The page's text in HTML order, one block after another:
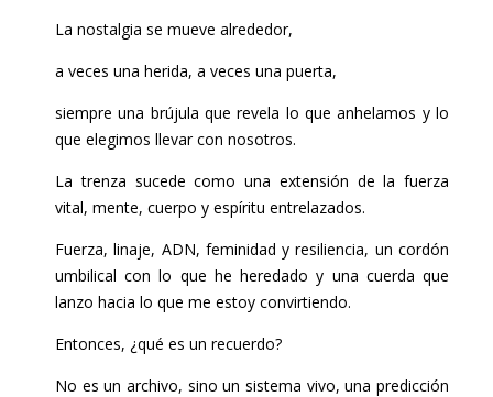
La nostalgia se mueve alrededor,
a veces una herida, a veces una puerta,
siempre una brújula que revela lo que anhelamos y lo
que elegimos llevar con nosotros.
La trenza sucede como una extensión de la fuerza
vital, mente, cuerpo y espíritu entrelazados.
Fuerza, linaje, ADN, feminidad y resiliencia, un cordón
umbilical con lo que he heredado y una cuerda que
lanzo hacia lo que me estoy convirtiendo.
Entonces, ¿qué es un recuerdo?
No es un archivo, sino un sistema vivo, una predicción